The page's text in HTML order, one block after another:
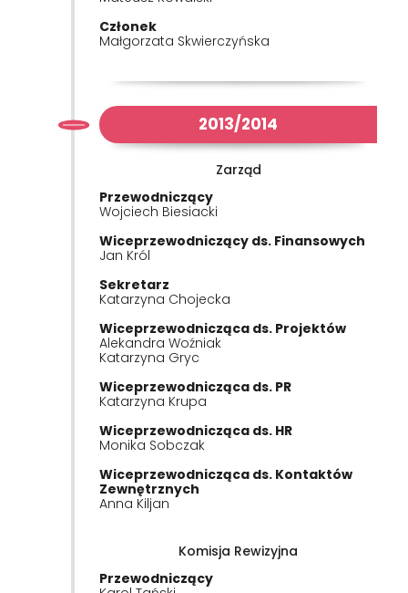
Członek
Małgorzata Skwierczyńska
2013/2014
Zarząd
Przewodniczący
Wojciech Biesiacki
Wiceprzewodniczący ds. Finansowych
Jan Król
Sekretarz
Katarzyna Chojecka
Wiceprzewodnicząca ds. Projektów
Alekandra Woźniak
Katarzyna Gryc
Wiceprzewodnicząca ds. PR
Katarzyna Krupa
Wiceprzewodnicząca ds. HR
Monika Sobczak
Wiceprzewodnicząca ds. Kontaktów
Zewnętrznych
Anna Kiljan
Komisja Rewizyjna
Przewodniczący